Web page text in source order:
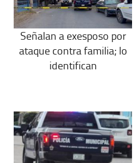
Señalan a exesposo por
ataque contra familia; lo
identifican